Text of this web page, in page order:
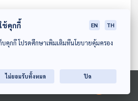
าพสาธารณะแห่งประเทศไทย
หลืองแบบผงสำเร็จรูป
อย่างไรดี
0 22 ก.พ. 65
หมดอย่างกระทันหัน
ขึ้น
ช้คุกกี้ EN TH
บคุกกี้ โปรดศึกษาเพิ่มเติมที่นโยบายคุ้มครอง
ไม่ยอมรับทั้งหมด ปิด